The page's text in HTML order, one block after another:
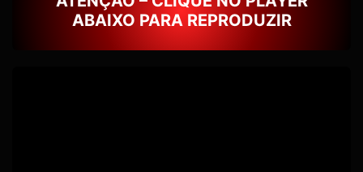
ABAIXO PARA REPRODUZIR